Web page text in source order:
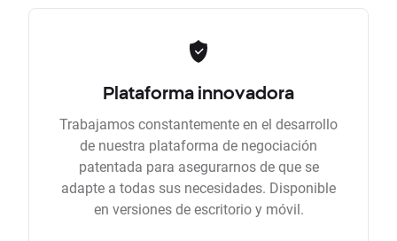
Plataforma innovadora
Trabajamos constantemente en el desarrollo
de nuestra plataforma de negociación
patentada para asegurarnos de que se
adapte a todas sus necesidades. Disponible
en versiones de escritorio y móvil.